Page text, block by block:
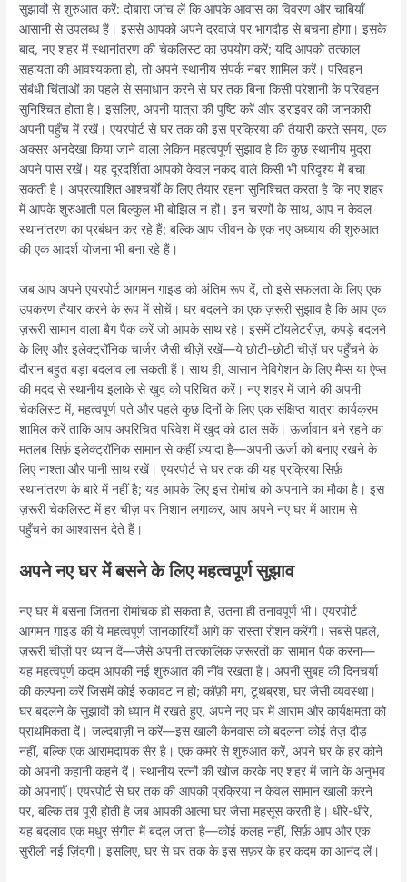
सुझावों से शुरुआत करें: दोबारा जांच लें कि आपके आवास का विवरण और चाबियाँ
आसानी से उपलब्ध हैं। इससे आपको अपने दरवाजे पर भागदौड़ से बचना होगा। इसके
बाद, नए शहर में स्थानांतरण की चेकलिस्ट का उपयोग करें; यदि आपको तत्काल
सहायता की आवश्यकता हो, तो अपने स्थानीय संपर्क नंबर शामिल करें। परिवहन
संबंधी चिंताओं का पहले से समाधान करने से घर तक बिना किसी परेशानी के परिवहन
सुनिश्चित होता है। इसलिए, अपनी यात्रा की पुष्टि करें और ड्राइवर की जानकारी
अपनी पहुँच में रखें। एयरपोर्ट से घर तक की इस प्रक्रिया की तैयारी करते समय, एक
अक्सर अनदेखा किया जाने वाला लेकिन महत्वपूर्ण सुझाव है कि कुछ स्थानीय मुद्रा
अपने पास रखें। यह दूरदर्शिता आपको केवल नकद वाले किसी भी परिदृश्य में बचा
सकती है। अप्रत्याशित आश्चर्यों के लिए तैयार रहना सुनिश्चित करता है कि नए शहर
में आपके शुरुआती पल बिल्कुल भी बोझिल न हों। इन चरणों के साथ, आप न केवल
स्थानांतरण का प्रबंधन कर रहे हैं; बल्कि आप जीवन के एक नए अध्याय की शुरुआत
की एक आदर्श योजना भी बना रहे हैं।
जब आप अपने एयरपोर्ट आगमन गाइड को अंतिम रूप दें, तो इसे सफलता के लिए एक
उपकरण तैयार करने के रूप में सोचें। घर बदलने का एक ज़रूरी सुझाव है कि आप एक
ज़रूरी सामान वाला बैग पैक करें जो आपके साथ रहे। इसमें टॉयलेटरीज़, कपड़े बदलने
के लिए और इलेक्ट्रॉनिक चार्जर जैसी चीज़ें रखें—ये छोटी-छोटी चीज़ें घर पहुँचने के
दौरान बहुत बड़ा बदलाव ला सकती हैं। साथ ही, आसान नेविगेशन के लिए मैप्स या ऐप्स
की मदद से स्थानीय इलाके से खुद को परिचित करें। नए शहर में जाने की अपनी
चेकलिस्ट में, महत्वपूर्ण पते और पहले कुछ दिनों के लिए एक संक्षिप्त यात्रा कार्यक्रम
शामिल करें ताकि आप अपरिचित परिवेश में खुद को ढाल सकें। ऊर्जावान बने रहने का
मतलब सिर्फ़ इलेक्ट्रॉनिक सामान से कहीं ज़्यादा है—अपनी ऊर्जा को बनाए रखने के
लिए नाश्ता और पानी साथ रखें। एयरपोर्ट से घर तक की यह प्रक्रिया सिर्फ़
स्थानांतरण के बारे में नहीं है; यह आपके लिए इस रोमांच को अपनाने का मौका है। इस
ज़रूरी चेकलिस्ट में हर चीज़ पर निशान लगाकर, आप अपने नए घर में आराम से
पहुँचने का आश्वासन देते हैं।
अपने नए घर में बसने के लिए महत्वपूर्ण सुझाव
नए घर में बसना जितना रोमांचक हो सकता है, उतना ही तनावपूर्ण भी। एयरपोर्ट
आगमन गाइड की ये महत्वपूर्ण जानकारियाँ आगे का रास्ता रोशन करेंगी। सबसे पहले,
ज़रूरी चीज़ों पर ध्यान दें—जैसे अपनी तात्कालिक ज़रूरतों का सामान पैक करना—
यह महत्वपूर्ण कदम आपकी नई शुरुआत की नींव रखता है। अपनी सुबह की दिनचर्या
की कल्पना करें जिसमें कोई रुकावट न हो; कॉफ़ी मग, टूथब्रश, घर जैसी व्यवस्था।
घर बदलने के सुझावों को ध्यान में रखते हुए, अपने नए घर में आराम और कार्यक्षमता को
प्राथमिकता दें। जल्दबाज़ी न करें—इस खाली कैनवास को बदलना कोई तेज़ दौड़
नहीं, बल्कि एक आरामदायक सैर है। एक कमरे से शुरुआत करें, अपने घर के हर कोने
को अपनी कहानी कहने दें। स्थानीय रत्नों की खोज करके नए शहर में जाने के अनुभव
को अपनाएँ। एयरपोर्ट से घर तक की आपकी प्रक्रिया न केवल सामान खाली करने
पर, बल्कि तब पूरी होती है जब आपकी आत्मा घर जैसा महसूस करती है। धीरे-धीरे,
यह बदलाव एक मधुर संगीत में बदल जाता है—कोई कलह नहीं, सिर्फ़ आप और एक
सुरीली नई ज़िंदगी। इसलिए, घर से घर तक के इस सफ़र के हर कदम का आनंद लें।